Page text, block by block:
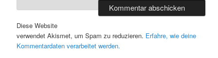
Diese Website
verwendet Akismet, um Spam zu reduzieren. Erfahre, wie deine
Kommentardaten verarbeitet werden.